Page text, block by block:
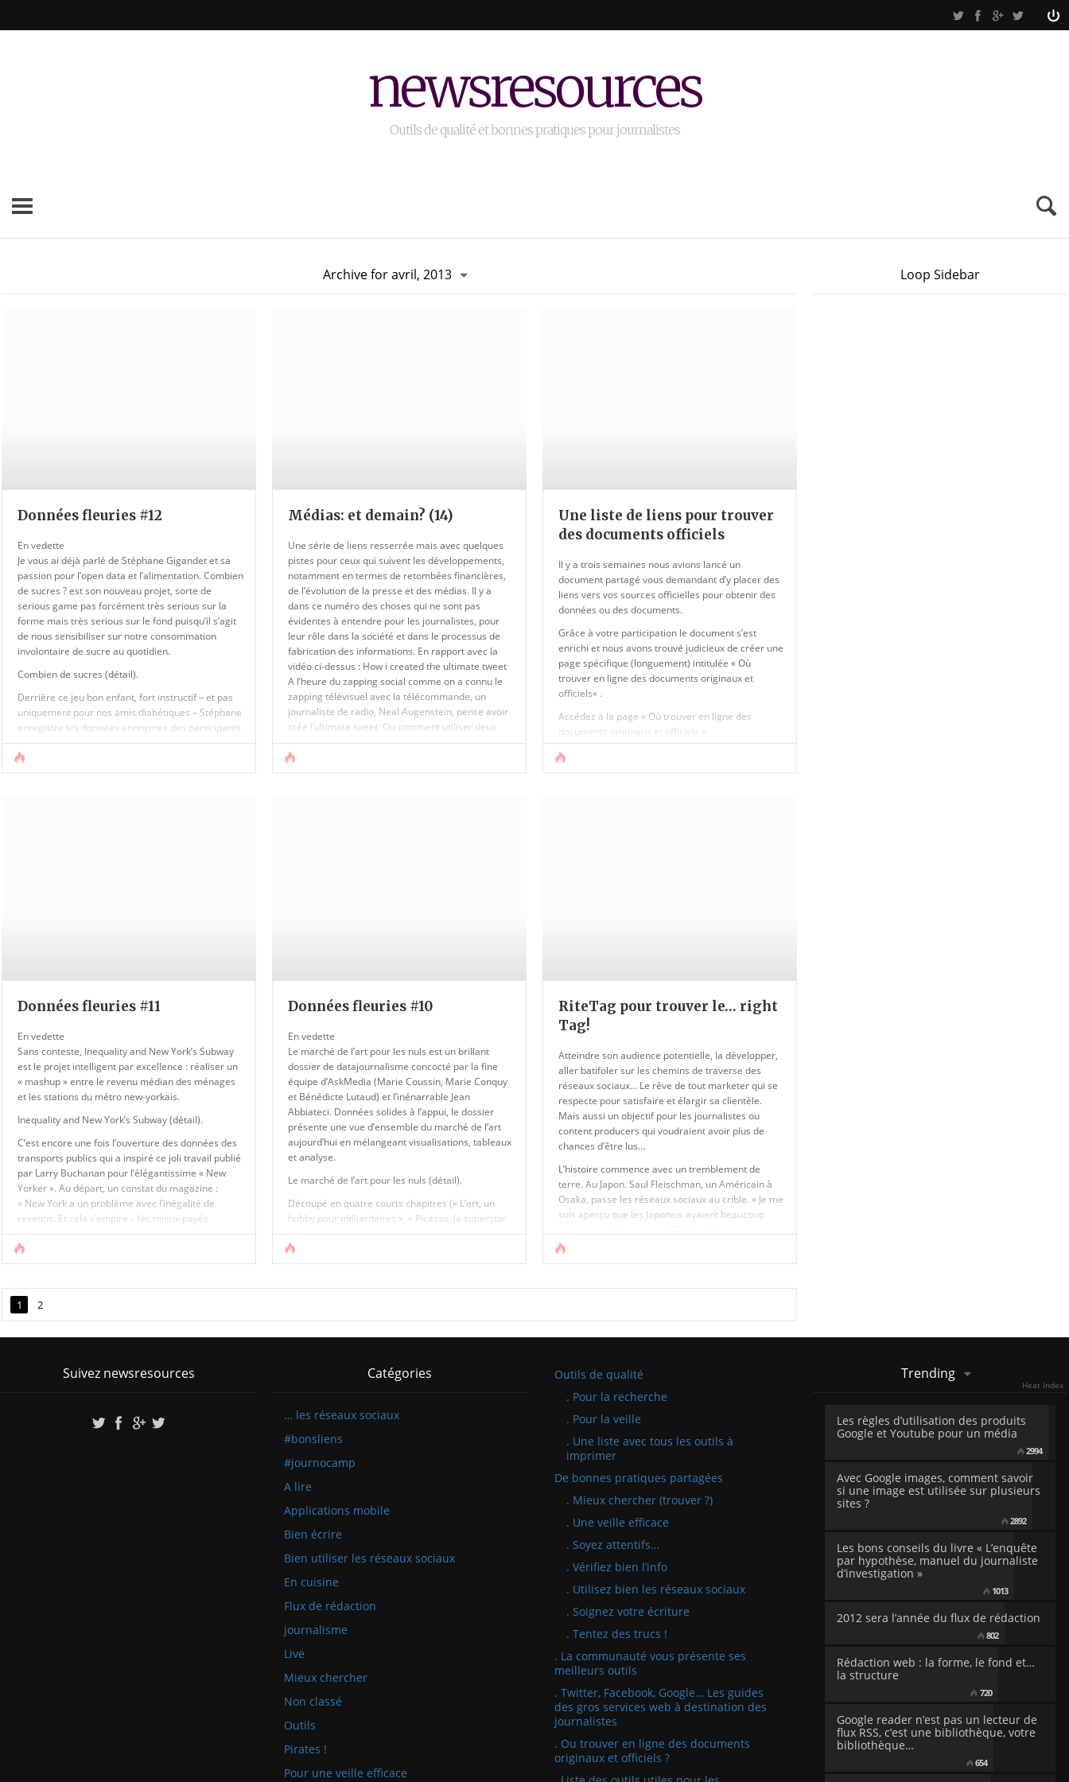
newsresources
Outils de qualité et bonnes pratiques pour journalistes
Archive for avril, 2013
Données fleuries #12
En vedette
Je vous ai déjà parlé de Stéphane Gigandet et sa
passion pour l’open data et l’alimentation. Combien
de sucres ? est son nouveau projet, sorte de
serious game pas forcément très serious sur la
forme mais très serious sur le fond puisqu’il s’agit
de nous sensibiliser sur notre consommation
involontaire de sucre au quotidien.
Combien de sucres (détail).
Derrière ce jeu bon enfant, fort instructif – et pas
uniquement pour nos amis diabétiques – Stéphane
enregistre les données anonymes des participants
et se constitue ainsi une base de données qui
permettra sans doute à la [...]
Médias: et demain? (14)
Une série de liens resserrée mais avec quelques
pistes pour ceux qui suivent les développements,
notamment en termes de retombées financières,
de l’évolution de la presse et des médias. Il y a
dans ce numéro des choses qui ne sont pas
évidentes à entendre pour les journalistes, pour
leur rôle dans la société et dans le processus de
fabrication des informations. En rapport avec la
vidéo ci-dessus : How i created the ultimate tweet
A l’heure du zapping social comme on a connu le
zapping télévisuel avec la télécommande, un
journaliste de radio, Neal Augenstein, pense avoir
crée l’ultimate tweet. Ou comment utiliser deux
voire trois applications, en mode mobile et [...]
Une liste de liens pour trouver
des documents officiels
Il y a trois semaines nous avions lancé un
document partagé vous demandant d’y placer des
liens vers vos sources officielles pour obtenir des
données ou des documents.
Grâce à votre participation le document s’est
enrichi et nous avons trouvé judicieux de créer une
page spécifique (longuement) intitulée « Où
trouver en ligne des documents originaux et
officiels« .
Accédez à la page « Où trouver en ligne des
documents originaux et officiels »
L’idée n’est pas de créer un répertoire spécifique
au #datajournalism, mais bien de proposer un
Données fleuries #11
En vedette
Sans conteste, Inequality and New York’s Subway
est le projet intelligent par excellence : réaliser un
« mashup » entre le revenu médian des ménages
et les stations du métro new-yorkais.
Inequality and New York’s Subway (détail).
C’est encore une fois l’ouverture des données des
transports publics qui a inspiré ce joli travail publié
par Larry Buchanan pour l’élégantissime « New
Yorker ». Au départ, un constat du magazine :
« New York a un problème avec l’inégalité de
revenus. Et cela s’empire – les mieux payés
gagnant toujours davantage et les moins payés
gagnant [...]
Données fleuries #10
En vedette
Le marché de l’art pour les nuls est un brillant
dossier de datajournalisme concocté par la fine
équipe d’AskMedia (Marie Coussin, Marie Conquy
et Bénédicte Lutaud) et l’inénarrable Jean
Abbiateci. Données solides à l’appui, le dossier
présente une vue d’ensemble du marché de l’art
aujourd’hui en mélangeant visualisations, tableaux
et analyse.
Le marché de l’art pour les nuls (détail).
Découpé en quatre courts chapitres (« L’art, un
hobby pour milliardaires », « Picasso, la superstar
de l’art ! », « Pas de place pour les femmes ! » et
« Le Grand [...]
RiteTag pour trouver le… right
Tag!
Atteindre son audience potentielle, la développer,
aller batifoler sur les chemins de traverse des
réseaux sociaux… Le rêve de tout marketer qui se
respecte pour satisfaire et élargir sa clientèle.
Mais aussi un objectif pour les journalistes ou
content producers qui voudraient avoir plus de
chances d’être lus…
L’histoire commence avec un tremblement de
terre. Au Japon. Saul Fleischman, un Américain à
Osaka, passe les réseaux sociaux au crible. « Je me
suis aperçu que les Japonais avaient beaucoup
Twitter, par exemple, sans que personne ne trouve
1 2
Loop Sidebar
Suivez newsresources Catégories
… les réseaux sociaux
#bonsliens
#journocamp
A lire
Applications mobile
Bien écrire
Bien utiliser les réseaux sociaux
En cuisine
Flux de rédaction
journalisme
Live
Mieux chercher
Non classé
Outils
Pirates !
Pour une veille efficace
Outils de qualité
. Pour la recherche
. Pour la veille
. Une liste avec tous les outils à
imprimer
De bonnes pratiques partagées
. Mieux chercher (trouver ?)
. Une veille efficace
. Soyez attentifs…
. Vérifiez bien l’info
. Utilisez bien les réseaux sociaux
. Soignez votre écriture
. Tentez des trucs !
. La communauté vous présente ses
meilleurs outils
. Twitter, Facebook, Google… Les guides
des gros services web à destination des
journalistes
. Ou trouver en ligne des documents
originaux et officiels ?
Trending
Heat Index
Les règles d’utilisation des produits
Google et Youtube pour un média
2994
Avec Google images, comment savoir
si une image est utilisée sur plusieurs
sites ?
2892
Les bons conseils du livre « L’enquête
par hypothèse, manuel du journaliste
d’investigation »
1013
2012 sera l’année du flux de rédaction
802
Rédaction web : la forme, le fond et…
la structure
720
Google reader n’est pas un lecteur de
flux RSS, c’est une bibliothèque, votre
bibliothèque…
654